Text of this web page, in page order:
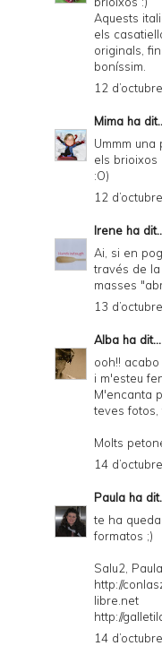
Aquests
els
originals,
boníssim.
12
Mima ha
Ummm
els brioixos
:O)
12
Irene ha
Ai, si en
través de
masses
13
Alba ha dit...
ooh!!
i m'esteu
M'encanta
teves fotos,
Molts
14
Paula ha
te ha
formatos ;)
Salu2, Paula
http://
libre.net
http://
14